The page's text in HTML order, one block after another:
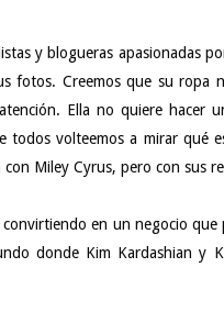
y blogueras apasionadas
fotos. Creemos que su ropa
Ella no quiere hacer
todos volteemos a mirar qué
Miley Cyrus, pero con sus
en un negocio
donde Kim Kardashian y